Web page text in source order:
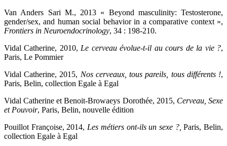
Van Anders Sari M., 2013 « Beyond masculinity: Testosterone,
gender/sex, and human social behavior in a comparative context »,
Frontiers in Neuroendocrinology, 34 : 198-210.
Vidal Catherine, 2010, Le cerveau évolue-t-il au cours de la vie ?,
Paris, Le Pommier
Vidal Catherine, 2015, Nos cerveaux, tous pareils, tous différents !,
Paris, Belin, collection Egale à Egal
Vidal Catherine et Benoit-Browaeys Dorothée, 2015, Cerveau, Sexe
et Pouvoir, Paris, Belin, nouvelle édition
Pouillot Françoise, 2014, Les métiers ont-ils un sexe ?, Paris, Belin,
collection Egale à Egal